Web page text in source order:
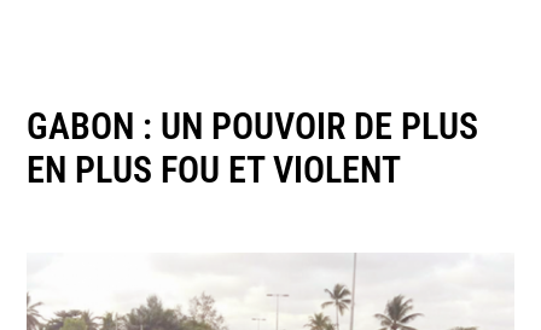
GABON : UN POUVOIR DE PLUS
EN PLUS FOU ET VIOLENT